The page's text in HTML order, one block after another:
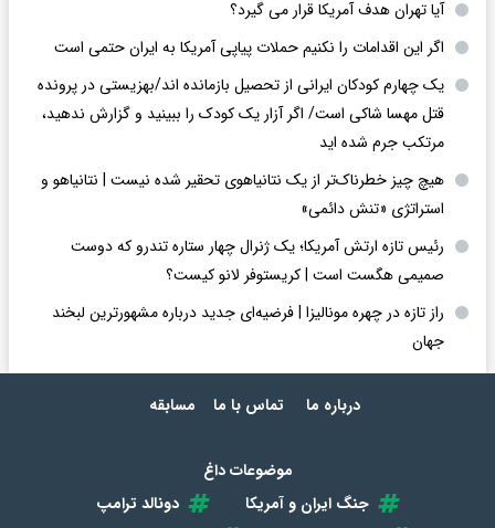
آیا تهران هدف آمریکا قرار می گیرد؟
اگر این اقدامات را نکنیم حملات پیاپی آمریکا به ایران حتمی است
یک چهارم کودکان ایرانی از تحصیل بازمانده اند/بهزیستی در پرونده
قتل مهسا شاکی است/ اگر آزار یک کودک را ببینید و گزارش ندهید،
مرتکب جرم شده اید
هیچ چیز خطرناک‌تر از یک نتانیاهوی تحقیر شده نیست | نتانیاهو و
استراتژی «تنش دائمی»
رئیس تازه ارتش آمریکا؛ یک ژنرال چهار ستاره تندرو که دوست
صمیمی هگست است | کریستوفر لانو کیست؟
راز تازه در چهره مونالیزا | فرضیه‌ای جدید درباره مشهورترین لبخند
جهان
درباره ما تماس با ما مسابقه
موضوعات داغ
جنگ ایران و آمریکا
دونالد ترامپ